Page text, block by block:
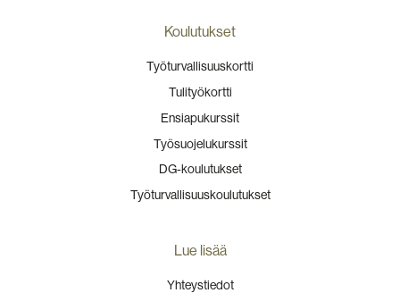
Koulutukset
Työturvallisuuskortti
Tulityökortti
Ensiapukurssit
Työsuojelukurssit
DG-koulutukset
Työturvallisuuskoulutukset
Lue lisää
Yhteystiedot